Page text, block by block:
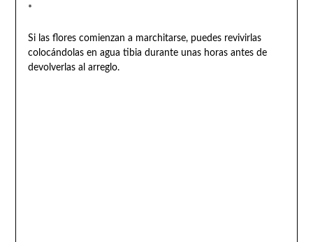
*
Si las flores comienzan a marchitarse, puedes revivirlas
colocándolas en agua tibia durante unas horas antes de
devolverlas al arreglo.